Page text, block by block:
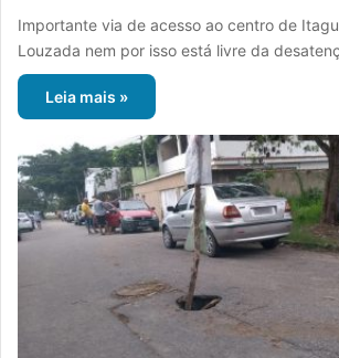
Importante via de acesso ao centro de
Louzada nem por isso está livre da
Leia mais »